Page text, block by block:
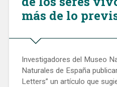
más de lo
Investigadores del Museo
Naturales de España
Letters” un artículo que